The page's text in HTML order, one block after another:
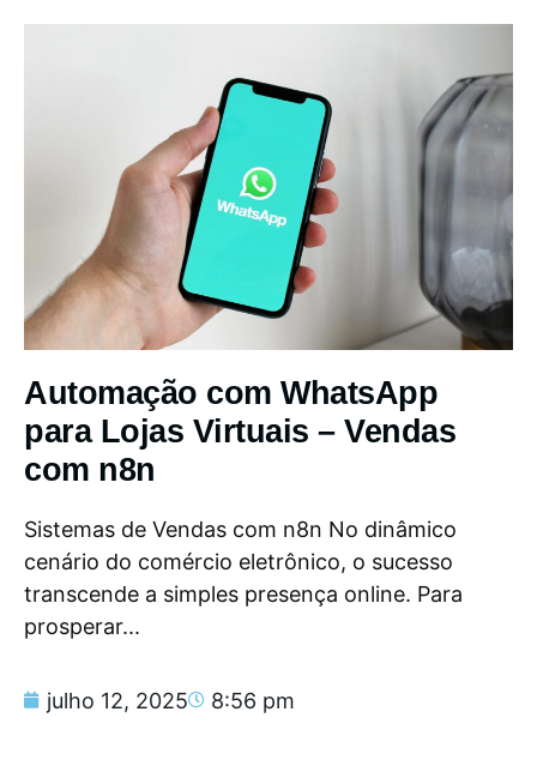
Automação com WhatsApp
para Lojas Virtuais – Vendas
com n8n
Sistemas de Vendas com n8n No dinâmico
cenário do comércio eletrônico, o sucesso
transcende a simples presença online. Para
prosperar...
julho 12, 2025 8:56 pm